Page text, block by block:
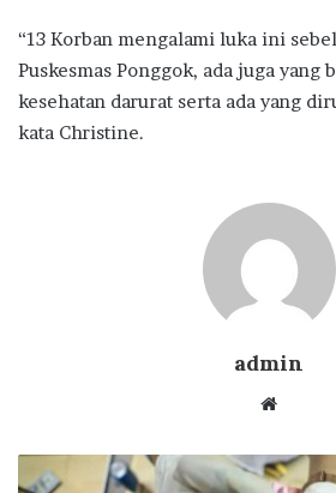
“13 Korban mengalami luka ini
Puskesmas Ponggok, ada juga yang
kesehatan darurat serta ada yang
kata Christine.
admin
Website